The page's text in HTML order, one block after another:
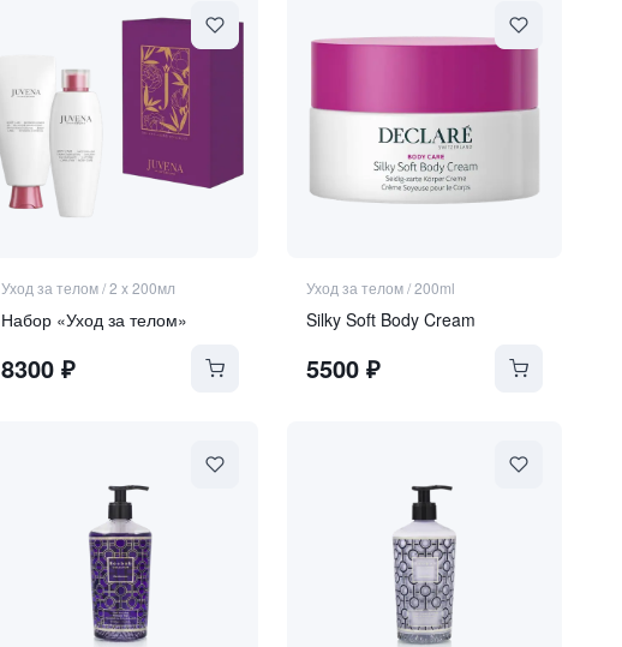
Уход за телом/2 x 200мл
Набор «Уход за телом»
8300₽
Уход за телом/200ml
Silky Soft Body Cream
5500₽